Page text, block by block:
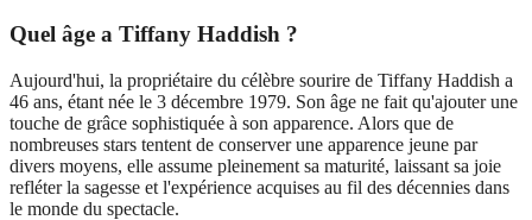
Quel âge a Tiffany Haddish ?
Aujourd'hui, la propriétaire du célèbre sourire de Tiffany Haddish a
46 ans, étant née le 3 décembre 1979. Son âge ne fait qu'ajouter une
touche de grâce sophistiquée à son apparence. Alors que de
nombreuses stars tentent de conserver une apparence jeune par
divers moyens, elle assume pleinement sa maturité, laissant sa joie
refléter la sagesse et l'expérience acquises au fil des décennies dans
le monde du spectacle.